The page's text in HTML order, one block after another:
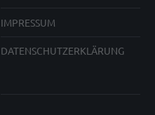
IMPRESSUM
DATENSCHUTZERKLÄRUNG